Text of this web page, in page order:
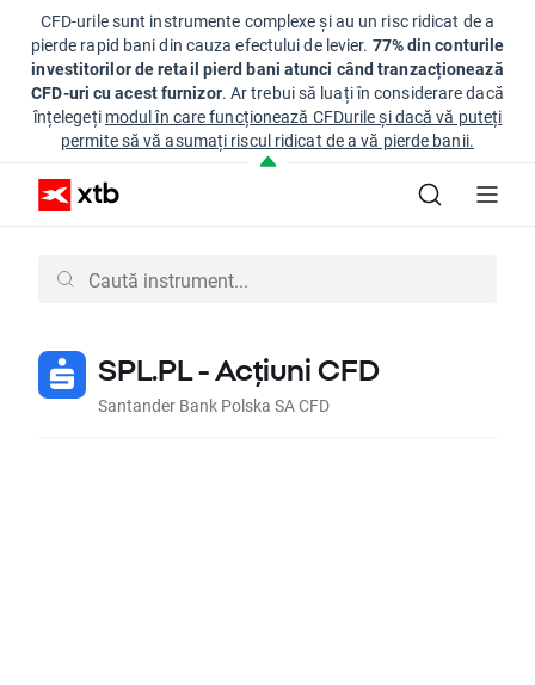
CFD-urile sunt instrumente complexe și au un risc ridicat de a
pierde rapid bani din cauza efectului de levier. 77% din conturile
investitorilor de retail pierd bani atunci când tranzacționează
CFD-uri cu acest furnizor. Ar trebui să luați în considerare dacă
înțelegeți modul în care funcționează CFDurile și dacă vă puteți
permite să vă asumați riscul ridicat de a vă pierde banii.
SPL.PL - Acțiuni CFD
Santander Bank Polska SA CFD